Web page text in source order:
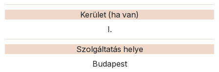
Kerület (ha van)
I.
Szolgáltatás helye
Budapest